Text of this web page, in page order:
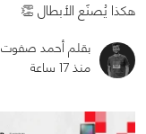
هكذا يُصنَع الأبطال 👏
بقلم أحمد صفوت
منذ 17 ساعة